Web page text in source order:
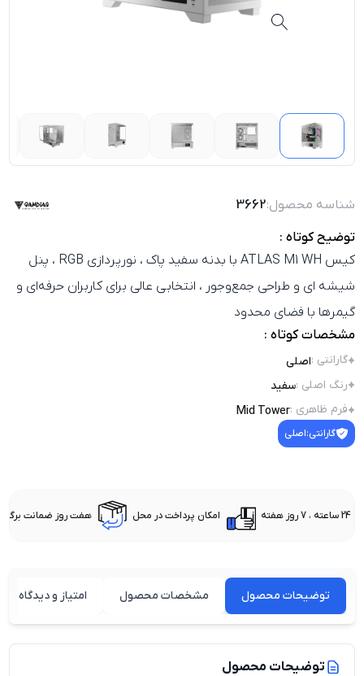
شناسه محصول:3662
توضیح کوتاه :
کیس ATLAS M1 WH با بدنه سفید پاک ، نورپردازی RGB ، پنل
شیشه‌ ای و طراحی جمع‌وجور ، انتخابی عالی برای کاربران حرفه‌ای و
گیمرها با فضای محدود
مشخصات کوتاه :
گارانتی :اصلی
رنگ اصلی :سفید
فرم ظاهری :
Mid Tower
گارانتی:اصلی
24 ساعته ، 7 روز هفته امکان پرداخت در محل هفت روز ضمانت
توضیحات محصول مشخصات محصول امتیاز و دیدگاه
توضیحات محصول